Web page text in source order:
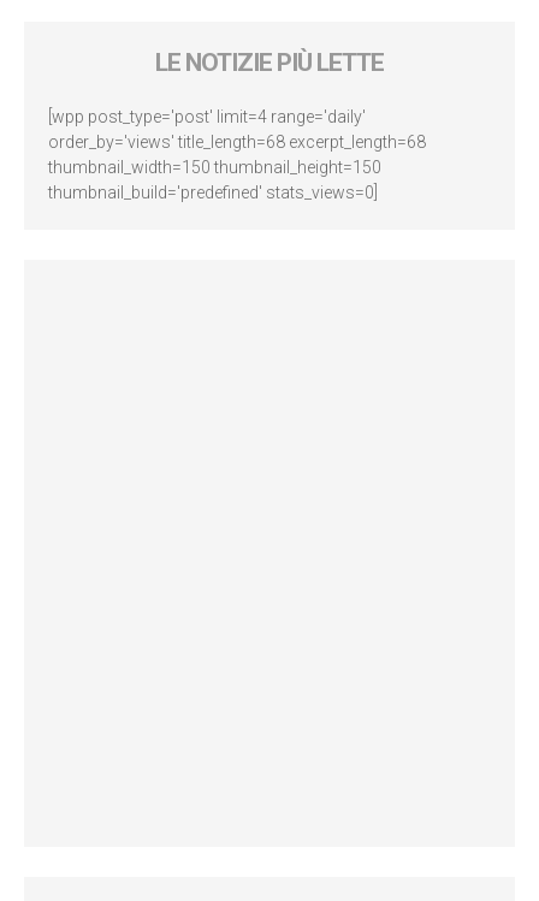
LE NOTIZIE PIÙ LETTE
[wpp post_type='post' limit=4 range='daily'
order_by='views' title_length=68 excerpt_length=68
thumbnail_width=150 thumbnail_height=150
thumbnail_build='predefined' stats_views=0]